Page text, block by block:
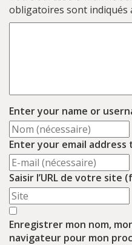
obligatoires sont indiqués
Enter your name or
Enter your email address
Saisir l’URL de votre site
Enregistrer mon nom,
navigateur pour mon